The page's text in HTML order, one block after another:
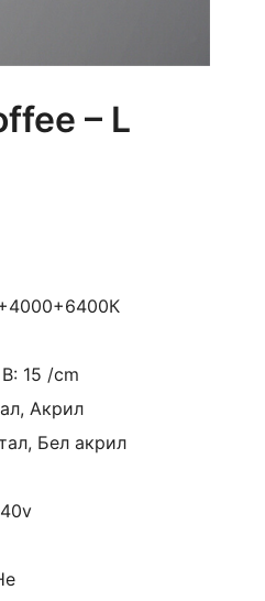
– L
15 /cm
Акрил
Бел акрил